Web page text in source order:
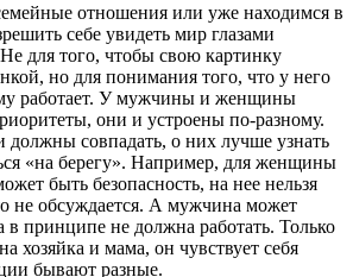
отношения или уже находимся в
себе увидеть мир глазами
для того, чтобы свою картинку
но для понимания того, что у него
работает. У мужчины и женщины
они и устроены по-разному.
должны совпадать, о них лучше узнать
«на берегу». Например, для женщины
быть безопасность, на нее нельзя
не обсуждается. А мужчина может
в принципе не должна работать. Только
хозяйка и мама, он чувствует себя
бывают разные.